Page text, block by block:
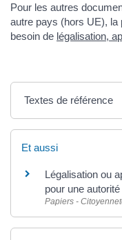
Pour les autres
autre pays (hors UE), la
besoin de légalisation,
Textes de référence
Et aussi
Légalisation ou
pour une
Papiers -